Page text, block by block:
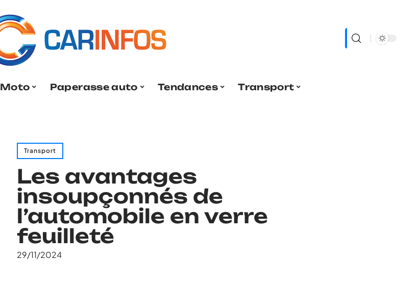
Moto Paperasse auto Tendances Transport
Transport
Les avantages
insoupçonnés de
l’automobile en verre
feuilleté
29/11/2024